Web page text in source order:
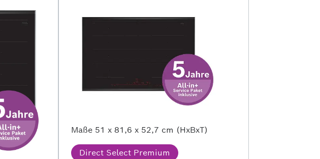
Maße 51 x 81,6 x 52,7 cm (HxBxT)
Direct Select Premium